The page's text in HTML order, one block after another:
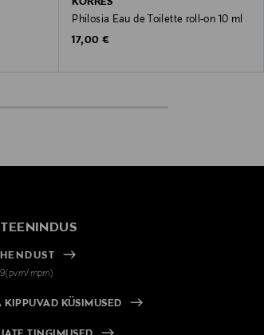
Philosia Eau de Toilette roll-on 10 ml
Original Price
17,00 €
mpm)
KIPPUVAD KÜSIMUSED